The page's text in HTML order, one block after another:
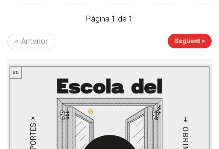
Pàgina 1 de 1
< Anterior Següent >